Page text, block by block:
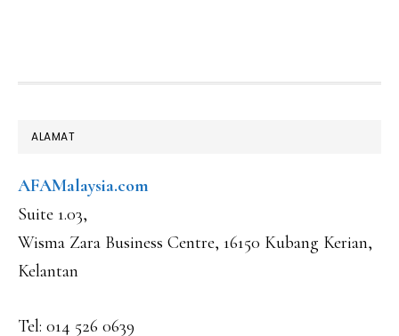
FOOTER
ALAMAT
AFAMalaysia.com
Suite 1.03,
Wisma Zara Business Centre, 16150 Kubang Kerian,
Kelantan
Tel: 014 526 0639